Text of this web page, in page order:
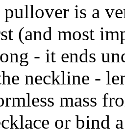
is a
(and most
- it ends
neckline -
mass
or bind